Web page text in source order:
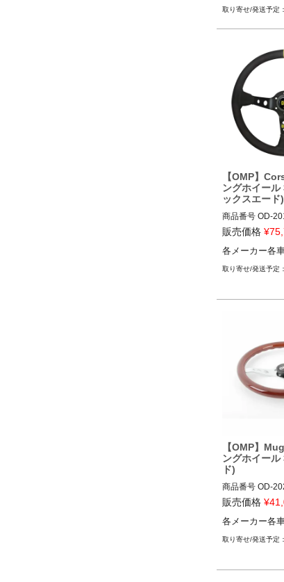
【OMP】
ングホイー
ックスエード)
商品番号 OD-
販売価格 ¥
各メーカー各
【OMP】
ングホイー
ド)
商品番号 OD-
OD_2023
12ECS"OD/
販売価格 ¥
各メーカー各